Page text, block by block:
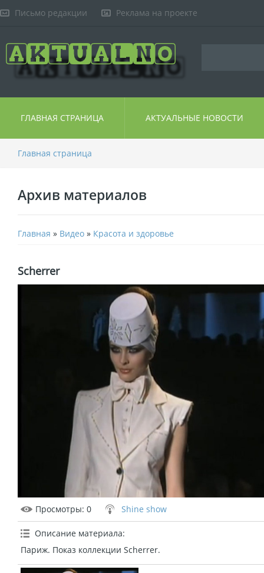
Письмо редакции Реклама на проекте
ГЛАВНАЯ СТРАНИЦА АКТУАЛЬНЫЕ НОВОСТИ
Главная страница
Архив материалов
Главная » Видео » Красота и здоровье
Scherrer
Просмотры: 0 Shine show
Описание материала:
Париж. Показ коллекции Scherrer.